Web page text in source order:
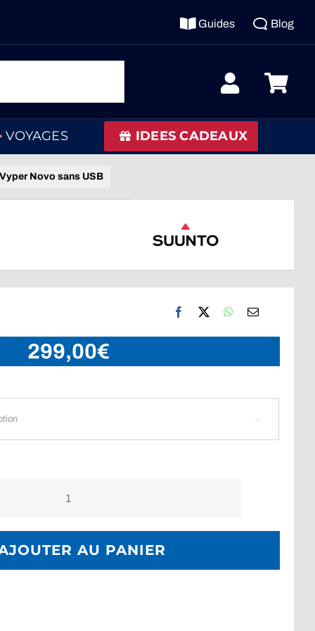
Guides Blog
VOYAGES IDEES CADEAUX
Novo sans USB
299,00€

quantité
de
plongée
AU PANIER